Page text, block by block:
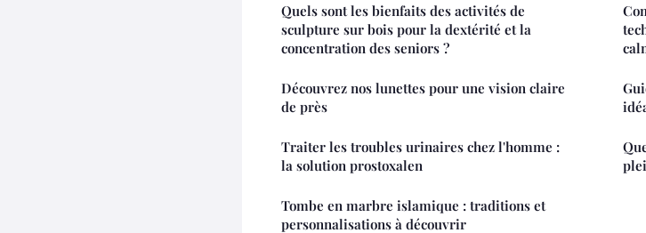
Quels sont les bienfaits des activités de
sculpture sur bois pour la dextérité et la
concentration des seniors ?
Découvrez nos lunettes pour une vision claire
de près
Traiter les troubles urinaires chez l'homme :
la solution prostoxalen
Tombe en marbre islamique : traditions et
personnalisations à découvrir